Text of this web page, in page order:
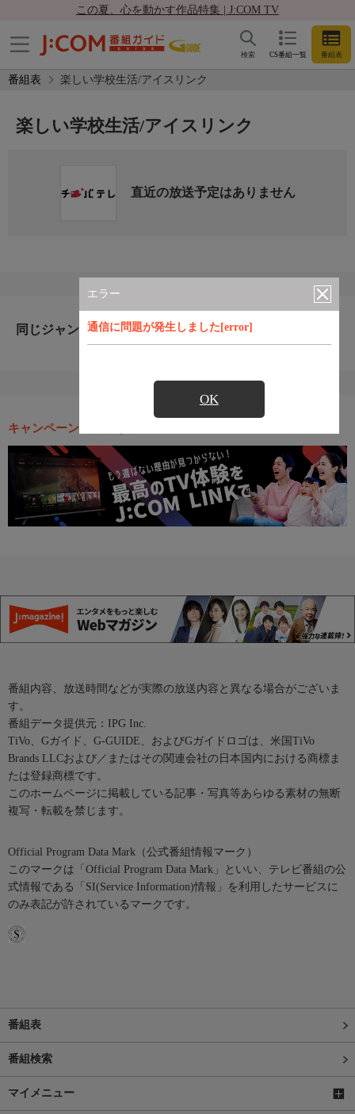
この夏、心を動かす作品特集 | J:COM TV
CS番組一覧 番組表
検索
番組表 楽しい学校生活/アイスリンク
エラー
通信に問題が発生しました[error]
OK
楽しい学校生活/アイスリンク
直近の放送予定はありません
同じジャンルのおすすめ番組
キャンペーン・お得な情報
番組内容、放送時間などが実際の放送内容と異なる場合がございま
す。
番組データ提供元：IPG Inc.
TiVo、Gガイド、G-GUIDE、およびGガイドロゴは、米国TiVo
Brands LLCおよび／またはその関連会社の日本国内における商標ま
たは登録商標です。
このホームページに掲載している記事・写真等あらゆる素材の無断
複写・転載を禁じます。
Official Program Data Mark（公式番組情報マーク）
このマークは「Official Program Data Mark」といい、テレビ番組の公
式情報である「SI(Service Information)情報」を利用したサービスに
のみ表記が許されているマークです。
番組表
番組検索
マイメニュー